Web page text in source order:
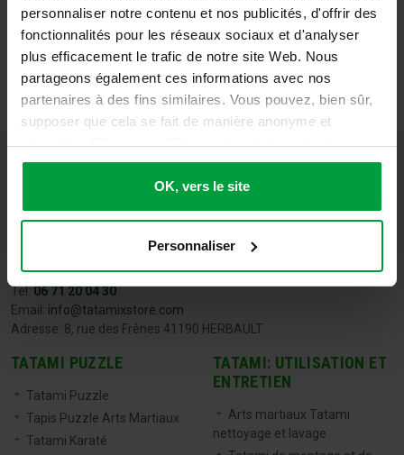
personnaliser notre contenu et nos publicités, d'offrir des
fonctionnalités pour les réseaux sociaux et d'analyser
plus efficacement le trafic de notre site Web. Nous
partageons également ces informations avec nos
partenaires à des fins similaires. Vous pouvez, bien sûr,
supposer que cela se fait de manière anonyme et
sécurisée. Cliquez sur 'Ok, vers le site' pour tout
accepter ou ajustez manuellement vos préférences.
OK, vers le site
Personnaliser
Détails
Tel:06 71 20 04 30
Email: info@tatamixstore.com
Adresse: 8, rue des Frênes 41190 HERBAULT
TATAMI PUZZLE
Tatami Puzzle
Tapis Puzzle Arts Martiaux
Tatami Karaté
TATAMI: UTILISATION ET
ENTRETIEN
Arts martiaux Tatami
nettoyage et lavage